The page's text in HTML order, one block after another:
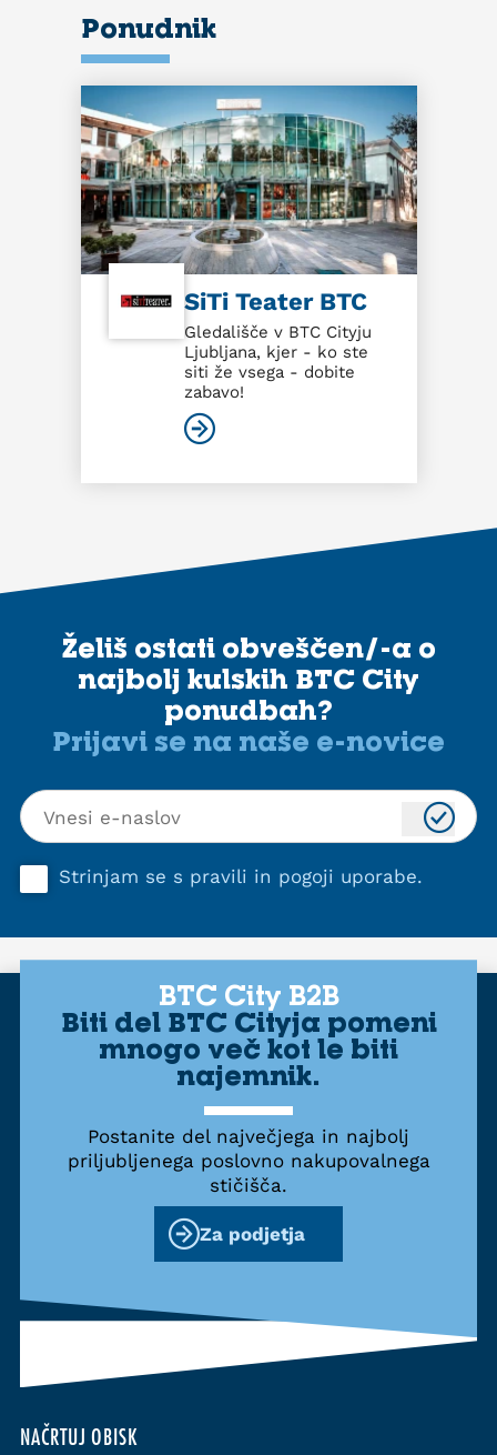
Ponudnik
SiTi Teater BTC
Gledališče v BTC Cityju
Ljubljana, kjer - ko ste
siti že vsega - dobite
zabavo!
Želiš ostati obveščen/-a o
najbolj kulskih BTC City
ponudbah?
Prijavi se na naše e-novice
Strinjam se s pravili in pogoji uporabe.
NAČRTUJ OBISK
BTC City B2B
Biti del BTC Cityja pomeni
mnogo več kot le biti
najemnik.
Postanite del največjega in najbolj
priljubljenega poslovno nakupovalnega
stičišča.
Za podjetja